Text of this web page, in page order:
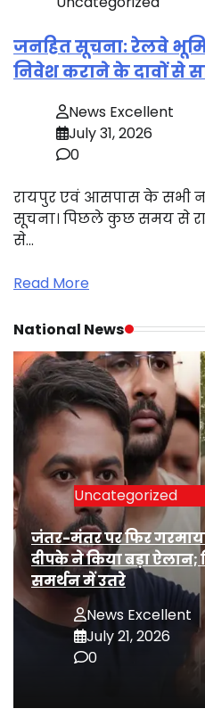
जनहित सूचना: रेलवे
निवेश कराने के दावों से
News Excellent
July 31, 2026
0
रायपुर एवं आसपास के सभी
सूचना। पिछले कुछ समय से
से…
Read More
National News
Uncategorized
जंतर-मंतर पर फिर
दीपके ने किया बड़ा ऐलान;
समर्थन में उतरे
News Excellent
July 21, 2026
0